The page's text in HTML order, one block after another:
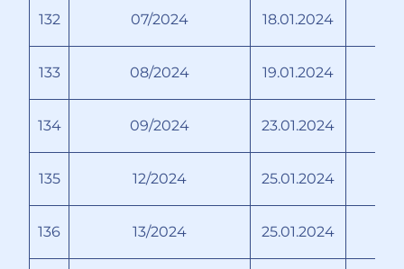
132 07/2024 18.01.2024
133 08/2024 19.01.2024
134 09/2024 23.01.2024
135 12/2024 25.01.2024
136 13/2024 25.01.2024